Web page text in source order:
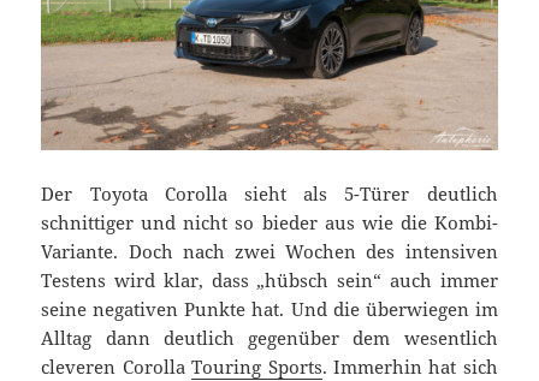
Der Toyota Corolla sieht als 5-Türer deutlich
schnittiger und nicht so bieder aus wie die Kombi-
Variante. Doch nach zwei Wochen des intensiven
Testens wird klar, dass „hübsch sein“ auch immer
seine negativen Punkte hat. Und die überwiegen im
Alltag dann deutlich gegenüber dem wesentlich
cleveren CorollaTouring Sports. Immerhin hat sich